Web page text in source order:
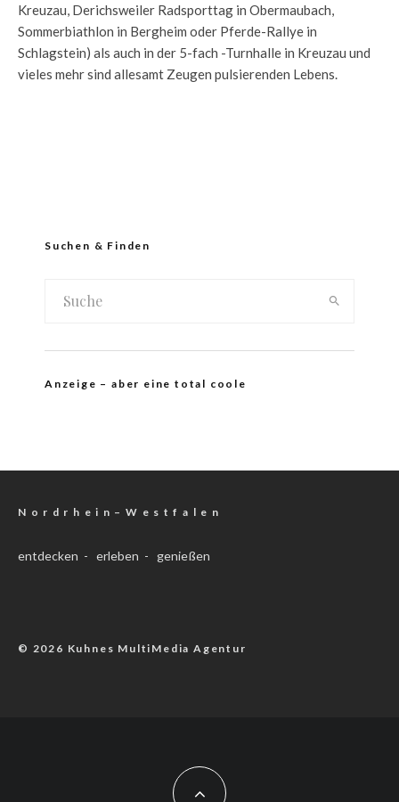
Kreuzau, Derichsweiler Radsporttag in Obermaubach,
Sommerbiathlon in Bergheim oder Pferde-Rallye in
Schlagstein) als auch in der 5-fach -Turnhalle in Kreuzau und
vieles mehr sind allesamt Zeugen pulsierenden Lebens.
Suchen & Finden
Anzeige – aber eine total coole
N o r d r h e i n – W e s t f a l e n
entdecken - erleben - genießen
© 2026 Kuhnes MultiMedia Agentur